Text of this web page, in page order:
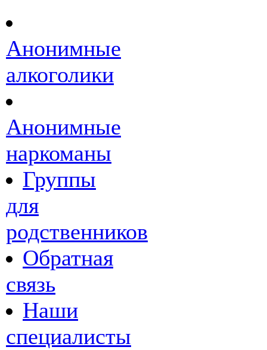
Анонимные
алкоголики
Анонимные
наркоманы
Группы
для
родственников
Обратная
связь
Наши
специалисты